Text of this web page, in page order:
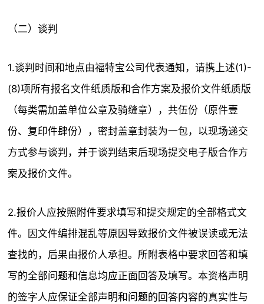
（二）谈判
1.谈判时间和地点由福特宝公司代表通知，请携上述(1)-
(8)项所有报名文件纸质版和合作方案及报价文件纸质版
（每类需加盖单位公章及骑缝章），共伍份（原件壹
份、复印件肆份），密封盖章封装为一包，以现场递交
方式参与谈判，并于谈判结束后现场提交电子版合作方
案及报价文件。
2.报价人应按照附件要求填写和提交规定的全部格式文
件。因文件编排混乱等原因导致报价文件被误读或无法
查找的，后果由报价人承担。所附表格中要求回答和填
写的全部问题和信息均应正面回答及填写。本资格声明
的签字人应保证全部声明和问题的回答内容的真实性与